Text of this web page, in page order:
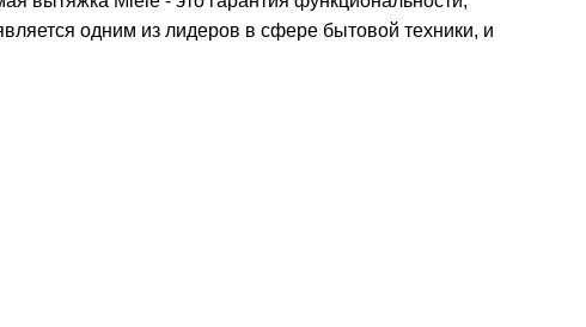
одним из лидеров в сфере бытовой техники, и